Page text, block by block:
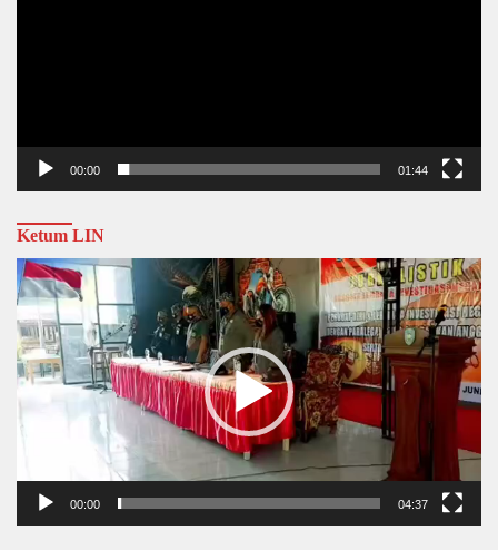
00:00 01:44
Ketum LIN
Video
Player
00:00 04:37